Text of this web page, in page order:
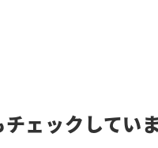
ェックしてい